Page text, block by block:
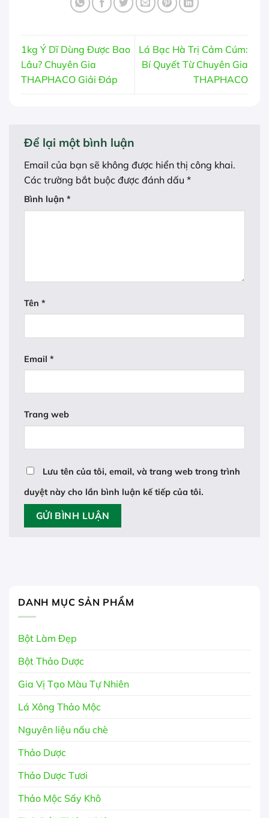
1kg Ý Dĩ Dùng Được Bao
Lâu? Chuyên Gia
THAPHACO Giải Đáp
Lá Bạc Hà Trị Cảm Cúm:
Bí Quyết Từ Chuyên Gia
THAPHACO
Để lại một bình luận
Email của bạn sẽ không được hiển thị công khai.
Các trường bắt buộc được đánh dấu *
Bình luận *
Tên *
Email *
Trang web
Lưu tên của tôi, email, và trang web trong trình
duyệt này cho lần bình luận kế tiếp của tôi.
DANH MỤC SẢN PHẨM
Bột Làm Đẹp
Bột Thảo Dược
Gia Vị Tạo Màu Tự Nhiên
Lá Xông Thảo Mộc
Nguyên liệu nấu chè
Thảo Dược
Thảo Dược Tươi
Thảo Mộc Sấy Khô